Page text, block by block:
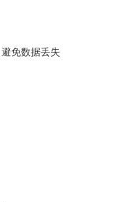
免数据丢失